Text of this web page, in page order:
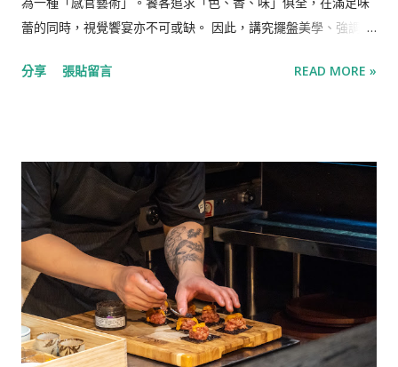
一個重要的男人-迪亞哥·利弗拉Diego Rivera，當時墨西哥著名
義的政治立場，他們是彼此的繆思，他們愛得死去活來但又荒唐
他們因此離...
蕾的同時，視覺饗宴亦不可或缺。 因此，講究擺盤美學、強調主
寵兒。這股風潮從街頭巷尾林立的「無菜單料理」中可見一斑，
鉄」與「隱覓」的雙強鼎立，到如今市場百花齊放，隱覓憑藉著
深厚的實力，始終穩坐「預約微困難店」的寶座。為了帶給賓客
極致的體驗，品牌堅持每一季更換菜單，並讓中壢兩家分店在同
季呈現截然不同的餐點組合，確保顧客即便在季中回訪，依然能
邂逅嶄新的驚喜與感動。 每一季換菜單，並在中壢的兩家店在同
一季提供不一樣的餐點組合，讓顧客在季中回訪時也能有不同的
驚喜。 【Info】 隱。覓鐵板燒 Chef's Table 地址： 慈惠店：桃
園市中壢區慈惠一街117號 元化店：桃園市中壢區元化路二段47
分享 張貼留言 READ MORE »